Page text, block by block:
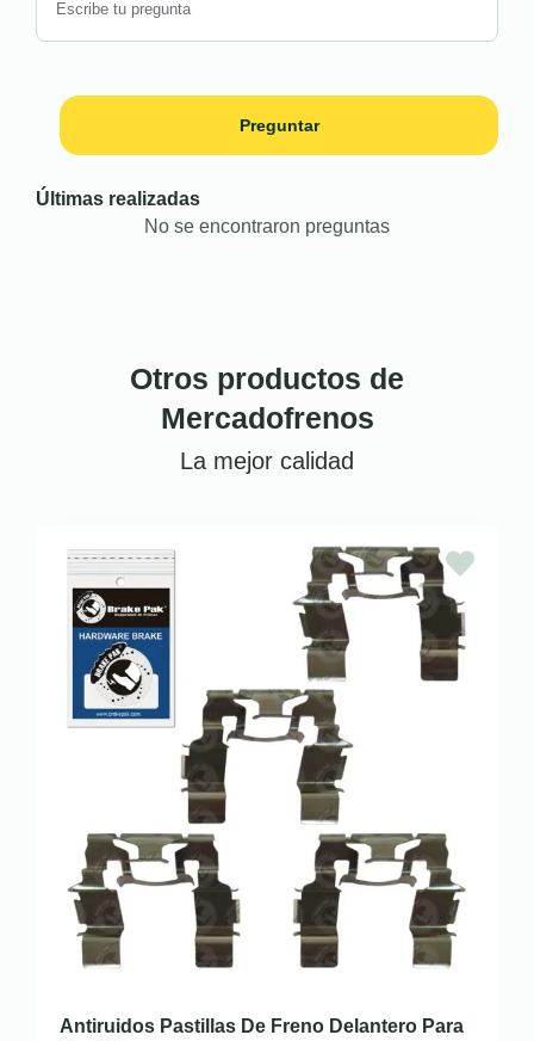
Preguntar
Últimas realizadas
No se encontraron preguntas
Otros productos de
Mercadofrenos
La mejor calidad
Antiruidos Pastillas De Freno Delantero Para